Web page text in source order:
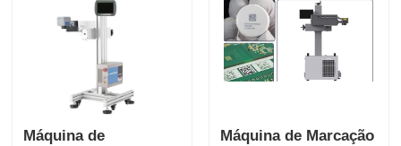
Máquina de
Máquina de Marcação